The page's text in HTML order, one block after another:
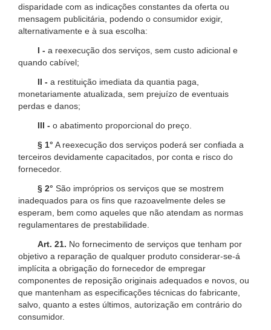
disparidade com as indicações constantes da oferta ou
mensagem publicitária, podendo o consumidor exigir,
alternativamente e à sua escolha:
I - a reexecução dos serviços, sem custo adicional e
quando cabível;
II - a restituição imediata da quantia paga,
monetariamente atualizada, sem prejuízo de eventuais
perdas e danos;
III - o abatimento proporcional do preço.
§ 1° A reexecução dos serviços poderá ser confiada a
terceiros devidamente capacitados, por conta e risco do
fornecedor.
§ 2° São impróprios os serviços que se mostrem
inadequados para os fins que razoavelmente deles se
esperam, bem como aqueles que não atendam as normas
regulamentares de prestabilidade.
Art. 21. No fornecimento de serviços que tenham por
objetivo a reparação de qualquer produto considerar-se-á
implícita a obrigação do fornecedor de empregar
componentes de reposição originais adequados e novos, ou
que mantenham as especificações técnicas do fabricante,
salvo, quanto a estes últimos, autorização em contrário do
consumidor.